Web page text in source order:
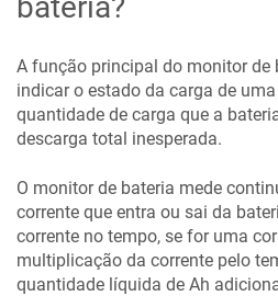
bateria?
A função principal do monitor de
indicar o estado da carga de
quantidade de carga que a
descarga total inesperada.
O monitor de bateria mede
corrente que entra ou sai da
corrente no tempo, se for uma
multiplicação da corrente pelo
quantidade líquida de Ah